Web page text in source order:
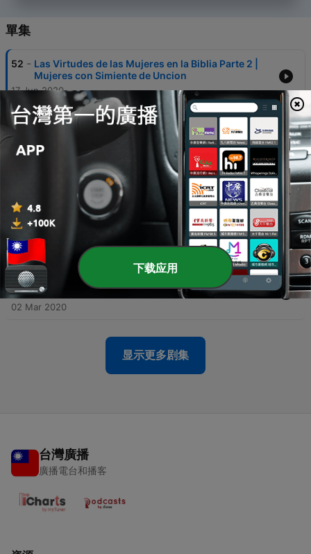
單集
52 - Las Virtudes de las Mujeres en la Biblia Parte 2 |
Mujeres con Simiente de Uncion
17 Jun 2020
51 - Las Virtudes de las Mujeres en la Biblia | Mujeres
con Simiente de Uncion
17 Jun 2020
Dia 50 - Orando por nuestros hijos | Mujeres con
Simiente de Uncion
49 - Dia 49 - Orando por nuestros hijos | Mujeres con
Simiente de Uncion
02 Mar 2020
48 - Dia 48 - Orando por nuestros hijos | Mujeres con
Simiente de Uncion
02 Mar 2020
显示更多剧集
台灣廣播
廣播電台和播客
下载应用